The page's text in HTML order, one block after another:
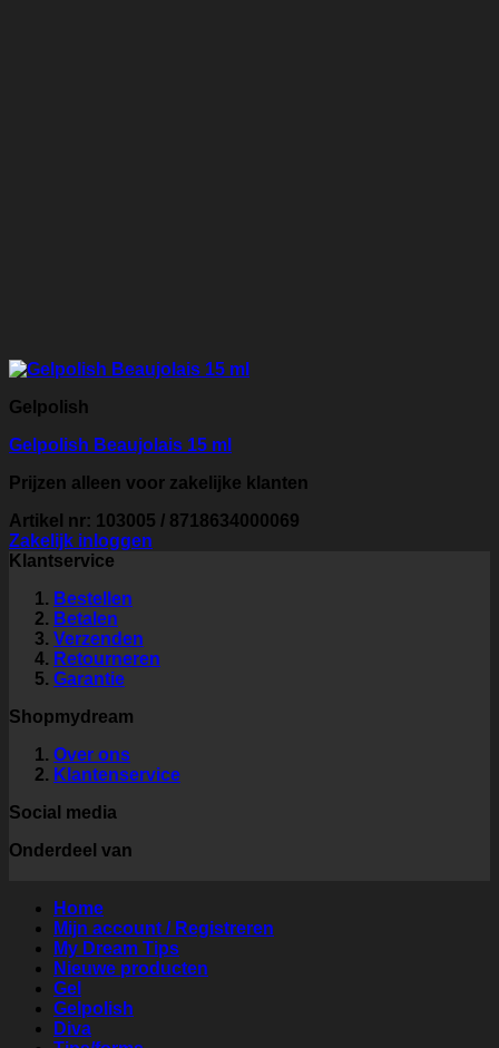
Gelpolish
Gelpolish Beaujolais 15 ml
Prijzen alleen voor zakelijke klanten
Artikel nr: 103005 / 8718634000069
Zakelijk inloggen
Klantservice
Bestellen
Betalen
Verzenden
Retourneren
Garantie
Shopmydream
Over ons
Klantenservice
Social media
Onderdeel van
Home
Mijn account / Registreren
My Dream Tips
Nieuwe producten
Gel
Gelpolish
Diva